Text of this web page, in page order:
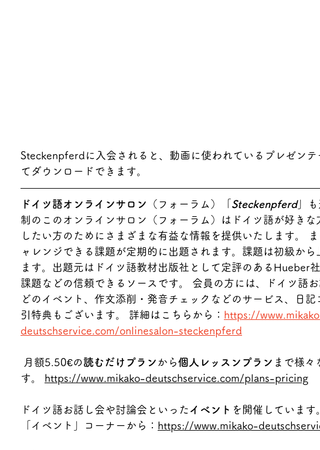
Steckenpferdに入会されると、動画に使われているプレゼンテ
てダウンロードできます。
ドイツ語オンラインサロン （フォーラム）「 Steckenpferd」
制のこのオンラインサロン（フォーラム）はドイツ語が好き
したい方のためにさまざまな有益な情報を提供いたします。
ャレンジできる課題が定期的に出題されます。課題は初級か
ます。出題元はドイツ語教材出版社として定評のあるHueber
課題などの信頼できるソースです。 会員の方には、ドイツ語
どのイベント、作文添削・発音チェックなどのサービス、日記
引特典もございます。 詳細はこちらから： https://
deutschservice.com/onlinesalon-steckenpferd
月額5.50€の読むだけプラン から個人レッスンプラン まで様々
す。 https://www.mikako-deutschservice.com/plans-pricing
ドイツ語お話し会や討論会といった イベント を開催していま
「イベント」コーナーから： https://www.mikako-